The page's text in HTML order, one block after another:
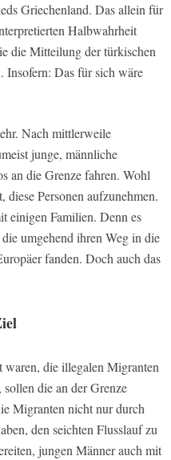
Griechenland. Das allein für
Halbwahrheit
die Mitteilung der türkischen
Insofern: Das für sich wäre
Nach mittlerweile
junge, männliche
an die Grenze fahren. Wohl
Personen aufzunehmen.
einigen Familien. Denn es
umgehend ihren Weg in die
fanden. Doch auch das
die illegalen Migranten
die an der Grenze
Migranten nicht nur durch
den seichten Flusslauf zu
jungen Männer auch mit